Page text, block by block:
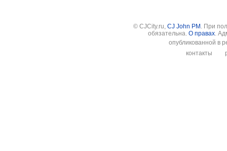
© CJCity.ru, CJ John PM . При
обязательна. О правах.
опубликованной в
контакты